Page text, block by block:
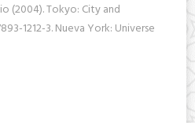
(2004). Tokyo: City and
1212-3. Nueva York: Universe